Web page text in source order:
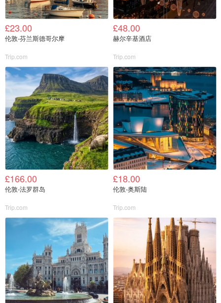
£23.00
伦敦-芬兰斯德哥尔摩
Trip.com
£48.00
赫尔辛基酒店
Trip.com
£166.00
伦敦-法罗群岛
Trip.com
£18.00
伦敦-奥斯陆
Trip.com